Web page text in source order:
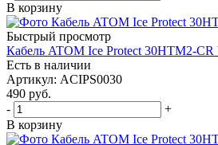
В корзину
Быстрый просмотр
Кабель ATOM Ice Protect 30HTM2-
Есть в наличии
Артикул: ACIPS0030
490 руб.
-
+
В корзину